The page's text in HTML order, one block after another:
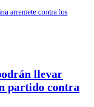
llevar
partido contra